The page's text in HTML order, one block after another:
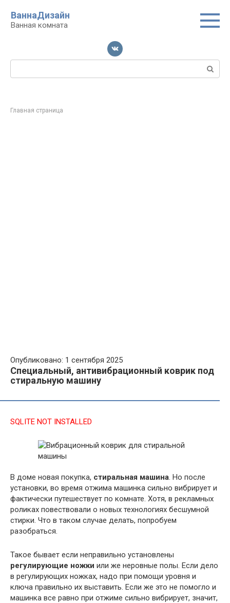
контенту
ВаннаДизайн
Ванная комната
Поиск:
Главная страница
Опубликовано: 1 сентября 2025
Специальный, антивибрационный коврик под
стиральную машину
SQLITE NOT INSTALLED
В доме новая покупка, стиральная машина. Но после
установки, во время отжима машинка сильно вибрирует и
фактически путешествует по комнате. Хотя, в рекламных
роликах повествовали о новых технологиях бесшумной
стирки. Что в таком случае делать, попробуем
разобраться.
Такое бывает если неправильно установлены
регулирующие ножки или же неровные полы. Если дело
в регулирующих ножках, надо при помощи уровня и
ключа правильно их выставить. Если же это не помогло и
машинка все равно при отжиме сильно вибрирует, значит,